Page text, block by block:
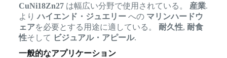
CuNi18Zn27は幅広い分野で使用されている。 産業.
よりハイエンド・ジュエリーへの マリンハードウ
ェアを必要とする用途に適している。 耐久性, 耐食
性そして ビジュアル・アピール.
一般的なアプリケーション